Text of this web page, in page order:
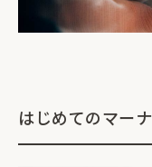
はじめてのマー